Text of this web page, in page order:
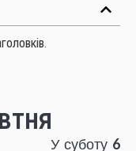
У суботу 6